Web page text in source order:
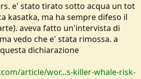
e' stato tirato sotto acqua un tot
kasatka, ma ha sempre difeso il
aveva fatto un'intervista di
vedo che e' stata rimossa. a
dichiarazione
article/wor...s-killer-whale-risk-